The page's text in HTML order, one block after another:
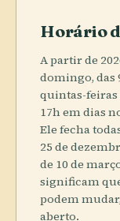
Horário
A partir de
domingo, das
quintas-feiras
17h em dias
Ele fecha
25 de
de 10 de
significam
podem
aberto.